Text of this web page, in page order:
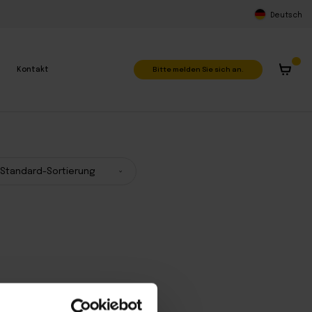
Kontakt
Deutsch
Bitte melden Sie sich an.